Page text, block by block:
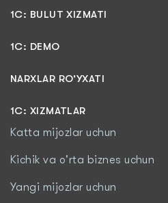
1C: BULUT XIZMATI
1C: DEMO
NARXLAR RO'YXATI
1С: XIZMATLAR
Katta mijozlar uchun
Kichik va o'rta biznes uchun
Yangi mijozlar uchun